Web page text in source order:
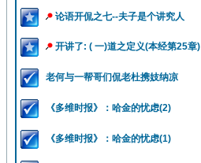
论语开侃之七--夫子是个讲究人
开讲了: ( 一)道之定义(本经第25章)
老何与一帮哥们侃老杜携妓纳凉
《多维时报》：哈金的忧虑(2)
《多维时报》：哈金的忧虑(1)